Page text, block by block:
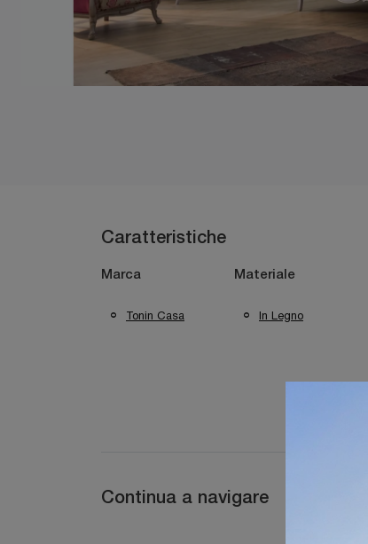
Caratteristiche
Marca
Tonin Casa
Materiale
In Legno
Continua a navigare